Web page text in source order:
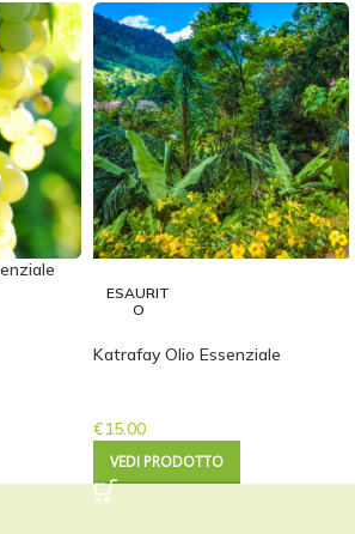
ESAURIT
O
Katrafay Olio Essenziale
€15.00
VEDI PRODOTTO